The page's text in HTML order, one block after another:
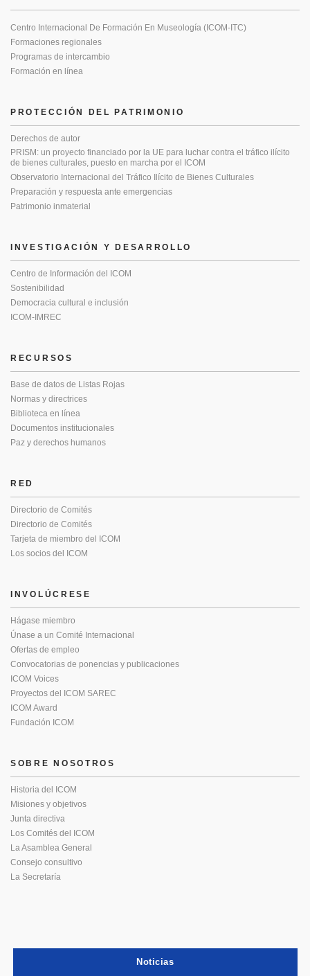
PROTECCIÓN DEL PATRIMONIO
Derechos de autor
PRISM: un proyecto financiado por la UE para luchar contra el tráfico ilícito
de bienes culturales, puesto en marcha por el ICOM
Observatorio Internacional del Tráfico Ilícito de Bienes Culturales
Preparación y respuesta ante emergencias
Patrimonio inmaterial
Centro Internacional De Formación En Museología (ICOM-ITC)
Formaciones regionales
Programas de intercambio
Formación en línea
INVESTIGACIÓN Y DESARROLLO
Centro de Información del ICOM
Sostenibilidad
Democracia cultural e inclusión
ICOM-IMREC
RECURSOS
Base de datos de Listas Rojas
Normas y directrices
Biblioteca en línea
Documentos institucionales
Paz y derechos humanos
RED
Directorio de Comités
Directorio de Comités
Tarjeta de miembro del ICOM
Los socios del ICOM
INVOLÚCRESE
Hágase miembro
Únase a un Comité Internacional
Ofertas de empleo
Convocatorias de ponencias y publicaciones
ICOM Voices
Proyectos del ICOM SAREC
ICOM Award
Fundación ICOM
SOBRE NOSOTROS
Historia del ICOM
Misiones y objetivos
Junta directiva
Los Comités del ICOM
La Asamblea General
Consejo consultivo
La Secretaría
Noticias